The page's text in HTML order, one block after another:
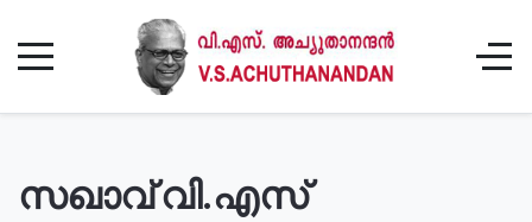
സഖാവ് വി.എസ്